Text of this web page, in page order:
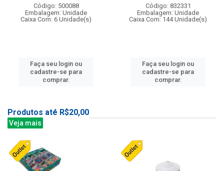
Código: 500088
Embalagem: Unidade
Caixa Com: 6 Unidade(s)
Faça seu login ou
cadastre-se para
comprar.
Código: 832331
Embalagem: Unidade
Caixa Com: 144 Unidade(s)
Faça seu login ou
cadastre-se para
comprar.
Produtos até R$20,00
Veja mais